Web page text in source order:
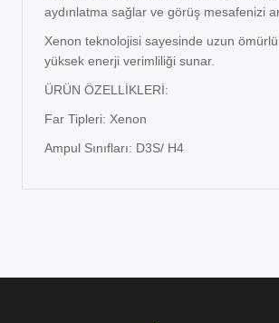
aydınlatma sağlar ve görüş mesafenizi
Xenon teknolojisi sayesinde uzun ömürlü
yüksek enerji verimliliği sunar.
ÜRÜN ÖZELLİKLERİ:
Far Tipleri: Xenon
Ampul Sınıfları: D3S/ H4